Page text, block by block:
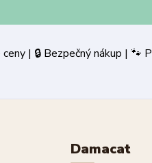
ceny | 🔒 Bezpečný
Damacat